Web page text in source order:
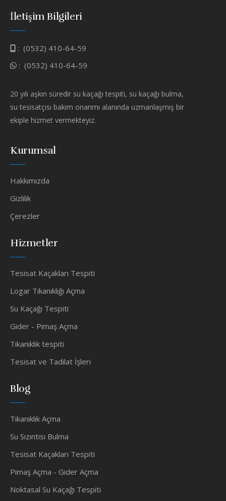
İletişim Bilgileri
: (0532) 410-64-59
: (0532) 410-64-59
20 yılı aşkın süredir su kaçağı tespiti, su kaçağı bulma,
su tesisatçısı bakım onarımı alanında uzmanlaşmış bir
ekiple hizmet vermekteyiz.
Kurumsal
Hakkımızda
Gizlilik
Çerezler
Hizmetler
Tesisat Kaçakları Tespiti
Logar Tıkanıklığı Açma
Su Kaçağı Tespiti
Gider - Pimaş Açma
Tıkanıklık tespiti
Tesisat ve Tadilat İşleri
Blog
Tıkanıklık Açma
Su Sızıntısı Bulma
Tesisat Kaçakları Tespiti
Pimaş Açma - Gider Açma
Noktasal Su Kaçağı Tespiti